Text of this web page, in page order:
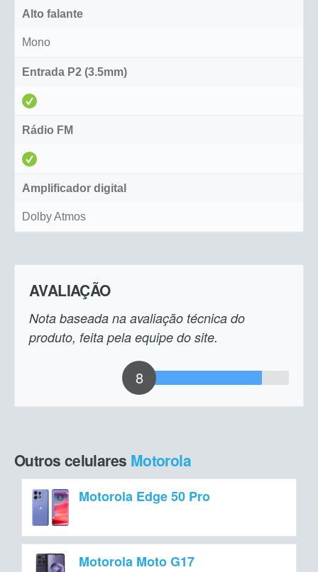
Alto falante
Mono
Entrada P2 (3.5mm)
Rádio FM
Amplificador digital
Dolby Atmos
AVALIAÇÃO
Nota baseada na avaliação técnica do
produto, feita pela equipe do site.
8
Outros celulares Motorola
Motorola Edge 50 Pro
Motorola Moto G17